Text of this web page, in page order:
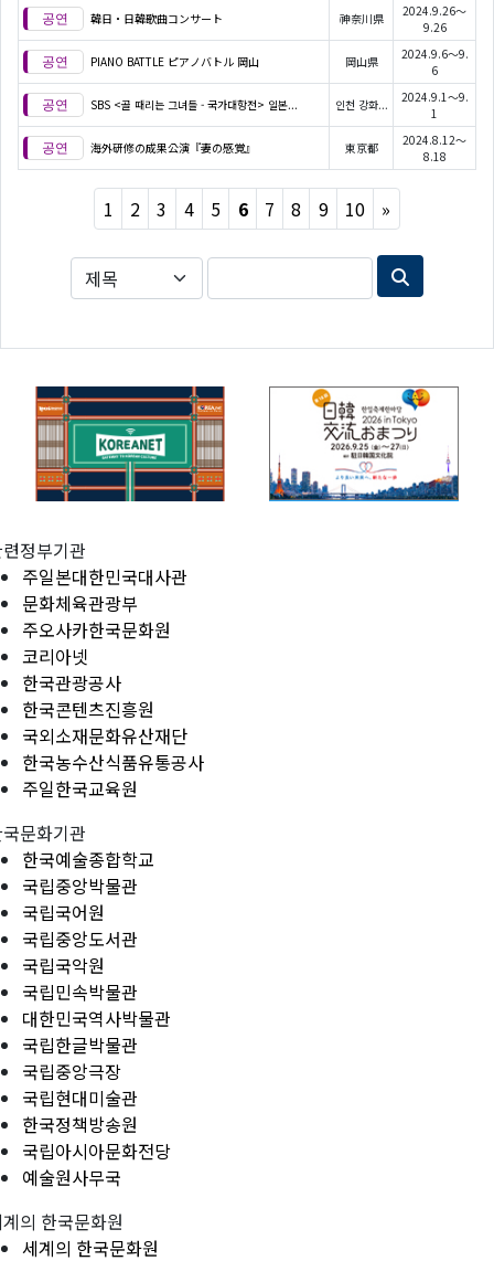
韓日・日韓歌曲コンサート 神奈川県
2024.9.26～
9.26
PIANO BATTLE ピアノバトル 岡山 岡山県
2024.9.6～9.
6
SBS <골 때리는 그녀들 - 국가대항전> 일본... 인천 강화...
2024.9.1～9.
1
海外研修の成果公演『妻の感覚』 東京都
2024.8.12～
8.18
1 2 3 4 5 6 7 8 9 10 »
정부기관
주일본대한민국대사관
문화체육관광부
주오사카한국문화원
코리아넷
한국관광공사
한국콘텐츠진흥원
국외소재문화유산재단
한국농수산식품유통공사
주일한국교육원
문화기관
한국예술종합학교
국립중앙박물관
국립국어원
국립중앙도서관
국립국악원
국립민속박물관
대한민국역사박물관
국립한글박물관
국립중앙극장
국립현대미술관
한국정책방송원
국립아시아문화전당
예술원사무국
의 한국문화원
세계의 한국문화원